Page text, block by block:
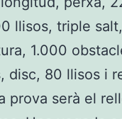
llisos, triple
1.000
disc, 80 llisos i
prova serà el